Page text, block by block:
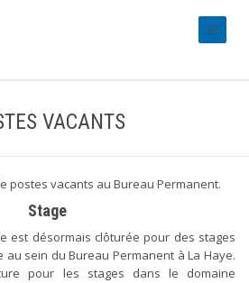
VACANTS
postes vacants au Bureau Permanent.
Stage
est désormais clôturée pour des stages
sein du Bureau Permanent à La Haye.
pour les stages dans le domaine